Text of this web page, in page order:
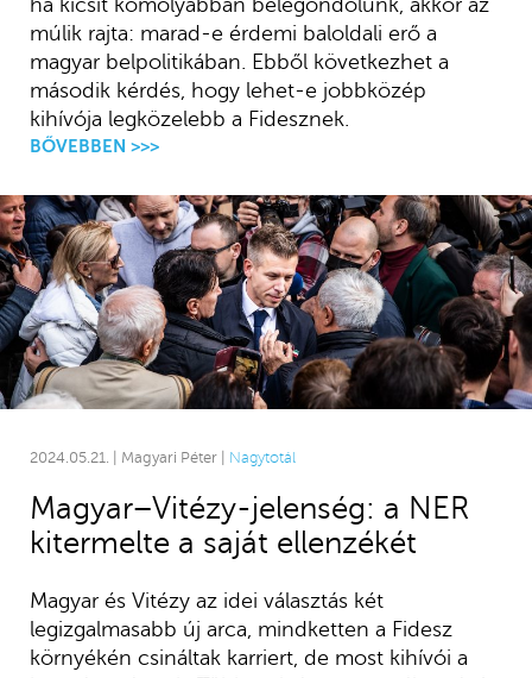
ha kicsit komolyabban belegondolunk, akkor az
múlik rajta: marad-e érdemi baloldali erő a
magyar belpolitikában. Ebből következhet a
második kérdés, hogy lehet-e jobbközép
kihívója legközelebb a Fidesznek.
BŐVEBBEN >>>
2024.05.21. | Magyari Péter | Nagytotál
Magyar–Vitézy-jelenség: a NER
kitermelte a saját ellenzékét
Magyar és Vitézy az idei választás két
legizgalmasabb új arca, mindketten a Fidesz
környékén csináltak karriert, de most kihívói a